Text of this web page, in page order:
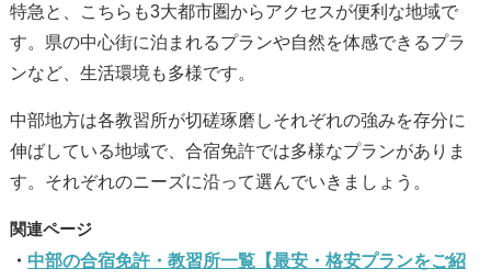
特急と、こちらも3大都市圏からアクセスが便利な地域で
す。県の中心街に泊まれるプランや自然を体感できるプラ
ンなど、生活環境も多様です。
中部地方は各教習所が切磋琢磨しそれぞれの強みを存分に
伸ばしている地域で、合宿免許では多様なプランがありま
す。それぞれのニーズに沿って選んでいきましょう。
中部の合宿免許・教習所一覧【最安・格安プランをご紹